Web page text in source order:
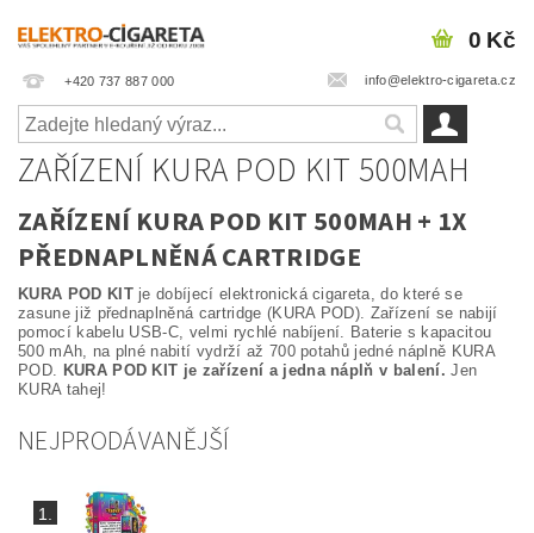
+420 737 887 000 info@elektro-cigareta.cz
0 Kč
ZAŘÍZENÍ KURA POD KIT 500MAH
ZAŘÍZENÍ KURA POD KIT 500MAH + 1X
PŘEDNAPLNĚNÁ CARTRIDGE
KURA POD KITje dobíjecí elektronická cigareta, do které se
zasune již přednaplněná cartridge (KURA POD). Zařízení se nabijí
pomocí kabelu USB-C, velmi rychlé nabíjení. Baterie s kapacitou
500 mAh, na plné nabití vydrží až 700 potahů jedné náplně KURA
POD. KURA POD KIT je zařízení a jedna náplň v balení. Jen
KURA tahej!
NEJPRODÁVANĚJŠÍ
1.